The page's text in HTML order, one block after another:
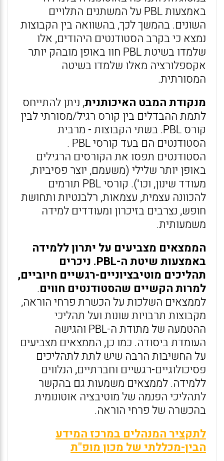
באמצעות PBL על המשתנים התלויים
השונים. בהמשך לכך, בהשוואה בין הקבוצות
נמצא כי בקרב הסטודנטים היהודים, אלו
שלמדו בשיטת PBL חוו באופן מובהק יותר
אקספלורציה מאלו שלמדו בשיטה
המסורתית.
מנקודת המבט האיכותנית, ניתן להתייחס
לתמת ההבדלים בין קורס רגיל/מסורתי לבין
קורס PBL. בשתי הקבוצות - מרבית
הסטודנטים הם בעד קורסי PBL .
הסטודנטים תפסו את הקורסים הרגילים
באופן יותר שלילי (משעמם, יוצר פסיביות,
מעודד שינון, וכו'). קורסי PBL תורמים
להכוונה עצמית, עצמאות, רלבנטיות ותחושת
חופש, נצרבים בזיכרון ומעודדים למידה
משמעותית.
הממצאים מצביעים על יתרון ללמידה
באמצעות שיטת ה-PBL. ניכרים
תהליכים מוטיבציוניים-רגשיים חיוביים,
למרות הקשיים שהסטודנטים חווים.
לממצאים השלכות על הכשרת פרחי הוראה,
מקבוצות תרבויות שונות ועל תהליכי
ההטמעה של מתודת ה-PBL והגישה
העומדת ביסודה. כמו כן, הממצאים מצביעים
על החשיבות הרבה שיש לתת לתהליכים
פסיכולוגיים-רגשיים וחברתיים, הנלווים
ללמידה. לממצאים משמעות גם בהקשר
לתהליכי הפנמה של מוטיבציה אוטונומית
בהכשרה של פרחי הוראה.
לתקציר המנהלים במרכז המידע
הבין-מכללתי של מכון מופ"ת